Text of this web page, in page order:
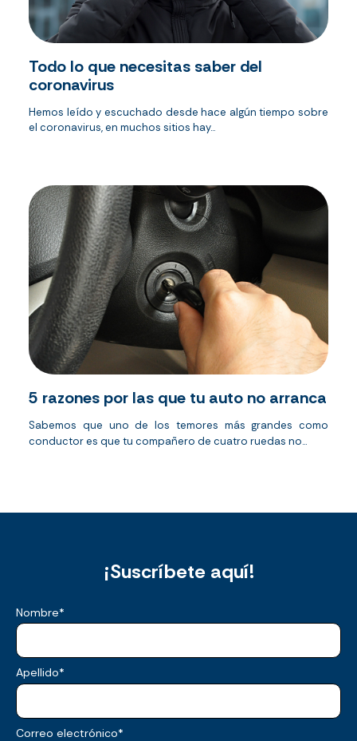
Todo lo que necesitas saber del
coronavirus
Hemos leído y escuchado desde hace algún tiempo sobre
el coronavirus, en muchos sitios hay...
5 razones por las que tu auto no arranca
Sabemos que uno de los temores más grandes como
conductor es que tu compañero de cuatro ruedas no...
¡Suscríbete aquí!
Nombre*
Apellido*
Correo electrónico*